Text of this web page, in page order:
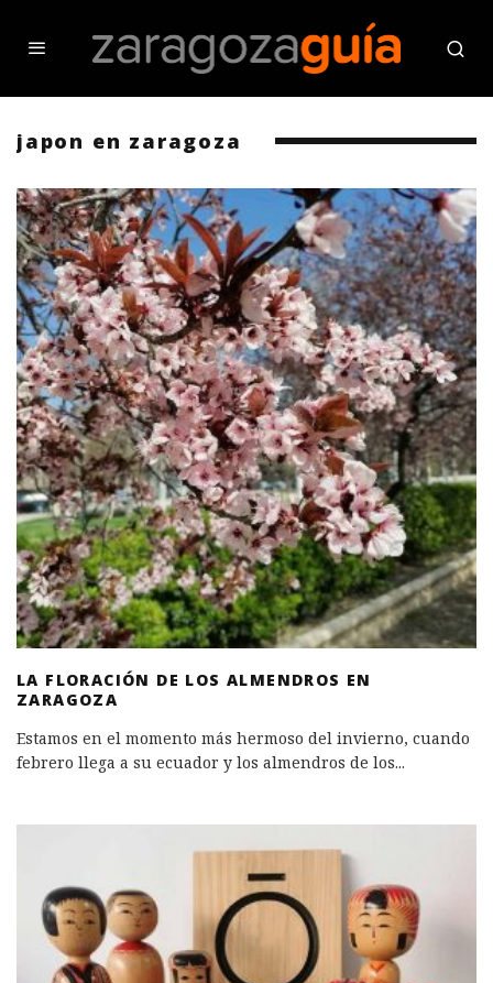
japon en zaragoza
LA FLORACIÓN DE LOS ALMENDROS EN
ZARAGOZA
Estamos en el momento más hermoso del invierno, cuando
febrero llega a su ecuador y los almendros de los...